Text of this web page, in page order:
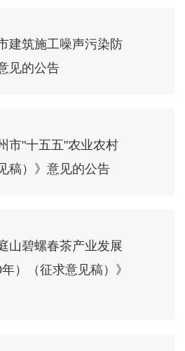
建筑施工噪声污染防
见的公告
市"十五五"农业农村
稿）》意见的公告
山碧螺春茶产业发展
）（征求意见稿）》